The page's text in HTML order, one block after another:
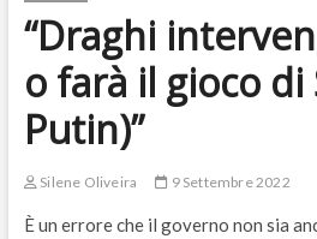
“Draghi
o farà il gioco di
Putin)”
Silene Oliveira 9 Settembre 2022
È un errore che il governo non sia